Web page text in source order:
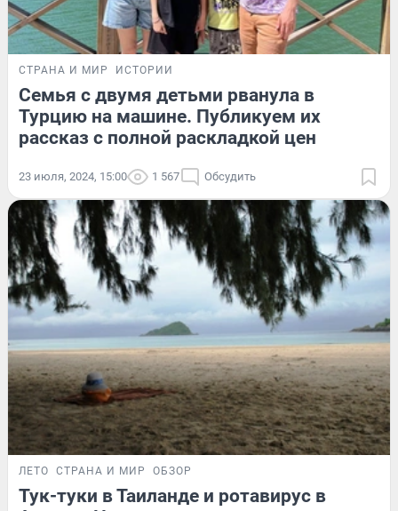
СТРАНА И МИР ИСТОРИИ
Семья с двумя детьми рванула в
Турцию на машине. Публикуем их
рассказ с полной раскладкой цен
23 июля, 2024, 15:00 1 567 Обсудить
ЛЕТО СТРАНА И МИР ОБЗОР
Тук-туки в Таиланде и ротавирус в